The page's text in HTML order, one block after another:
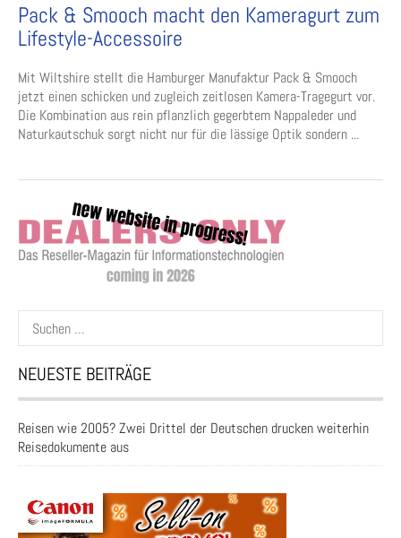
Pack & Smooch macht den Kameragurt zum
Lifestyle-Accessoire
Mit Wiltshire stellt die Hamburger Manufaktur Pack & Smooch
jetzt einen schicken und zugleich zeitlosen Kamera-Tragegurt vor.
Die Kombination aus rein pflanzlich gegerbtem Nappaleder und
Naturkautschuk sorgt nicht nur für die lässige Optik sondern ...
Suchen
nach:
NEUESTE BEITRÄGE
Reisen wie 2005? Zwei Drittel der Deutschen drucken weiterhin
Reisedokumente aus